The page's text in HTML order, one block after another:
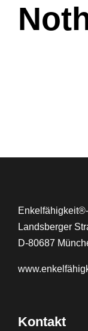
Landsberger
D-80687
www.
Kontakt